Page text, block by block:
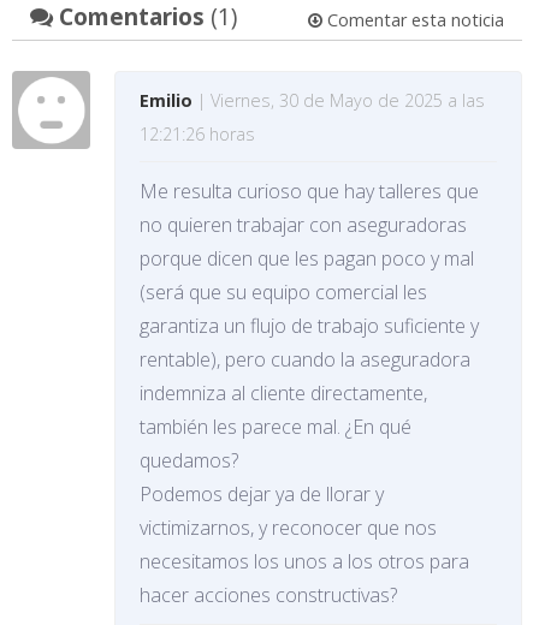
Comentarios (1) Comentar esta noticia
Emilio | Viernes, 30 de Mayo de 2025 a las
12:21:26 horas
Me resulta curioso que hay talleres que
no quieren trabajar con aseguradoras
porque dicen que les pagan poco y mal
(será que su equipo comercial les
garantiza un flujo de trabajo suficiente y
rentable), pero cuando la aseguradora
indemniza al cliente directamente,
también les parece mal. ¿En qué
quedamos?
Podemos dejar ya de llorar y
victimizarnos, y reconocer que nos
necesitamos los unos a los otros para
hacer acciones constructivas?